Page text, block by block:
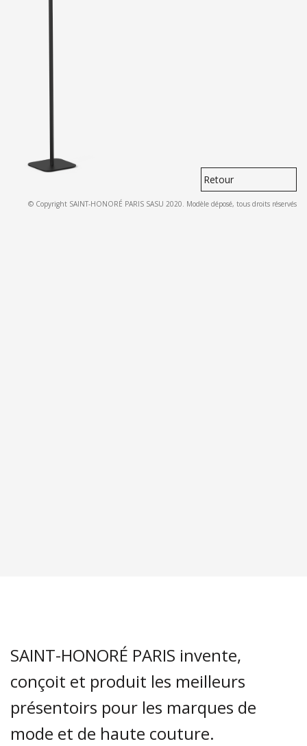
Retour
© Copyright SAINT-HONORÉ PARIS SASU 2020. Modèle déposé, tous droits réservés
SAINT-HONORÉ PARIS invente,
conçoit et produit les meilleurs
présentoirs pour les marques de
mode et de haute couture.